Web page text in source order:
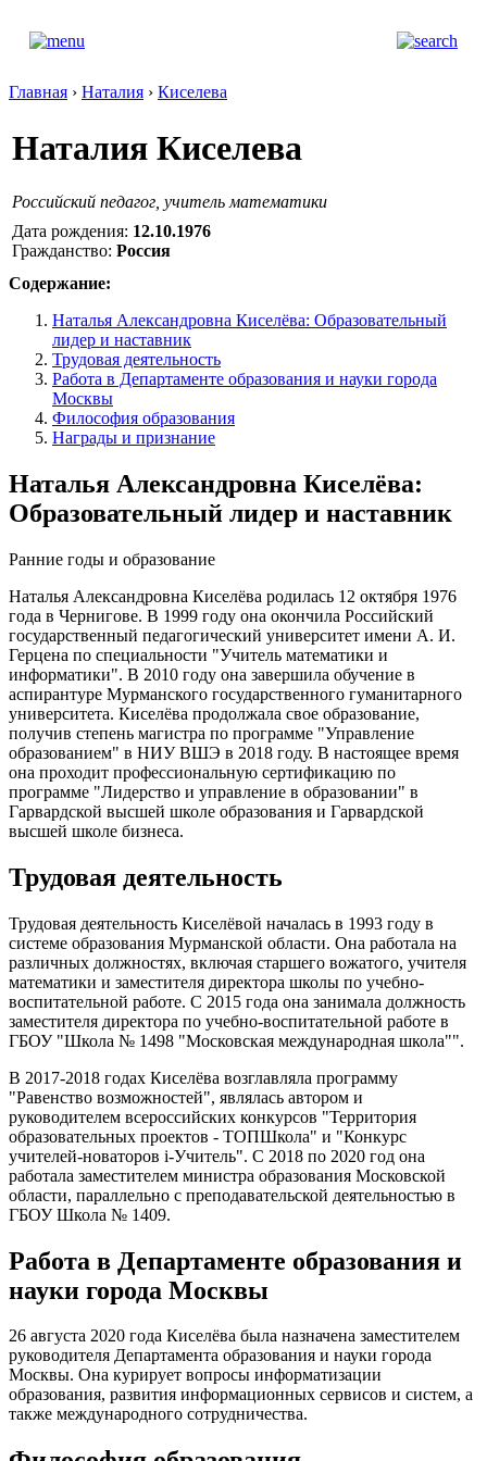
Главная › Наталия › Киселева
Наталия Киселева
Российский педагог, учитель математики
Дата рождения: 12.10.1976
Гражданство: Россия
Содержание:
Наталья Александровна Киселёва: Образовательный
лидер и наставник
Трудовая деятельность
Работа в Департаменте образования и науки города
Москвы
Философия образования
Награды и признание
Наталья Александровна Киселёва:
Образовательный лидер и наставник
Ранние годы и образование
Наталья Александровна Киселёва родилась 12 октября 1976
года в Чернигове. В 1999 году она окончила Российский
государственный педагогический университет имени А. И.
Герцена по специальности "Учитель математики и
информатики". В 2010 году она завершила обучение в
аспирантуре Мурманского государственного гуманитарного
университета. Киселёва продолжала свое образование,
получив степень магистра по программе "Управление
образованием" в НИУ ВШЭ в 2018 году. В настоящее время
она проходит профессиональную сертификацию по
программе "Лидерство и управление в образовании" в
Гарвардской высшей школе образования и Гарвардской
высшей школе бизнеса.
Трудовая деятельность
Трудовая деятельность Киселёвой началась в 1993 году в
системе образования Мурманской области. Она работала на
различных должностях, включая старшего вожатого, учителя
математики и заместителя директора школы по учебно-
воспитательной работе. С 2015 года она занимала должность
заместителя директора по учебно-воспитательной работе в
ГБОУ "Школа № 1498 "Московская международная школа"".
В 2017-2018 годах Киселёва возглавляла программу
"Равенство возможностей", являлась автором и
руководителем всероссийских конкурсов "Территория
образовательных проектов - ТОПШкола" и "Конкурс
учителей-новаторов i-Учитель". С 2018 по 2020 год она
работала заместителем министра образования Московской
области, параллельно с преподавательской деятельностью в
ГБОУ Школа № 1409.
Работа в Департаменте образования и
науки города Москвы
26 августа 2020 года Киселёва была назначена заместителем
руководителя Департамента образования и науки города
Москвы. Она курирует вопросы информатизации
образования, развития информационных сервисов и систем, а
также международного сотрудничества.